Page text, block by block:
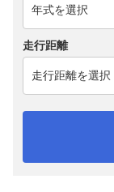
走行距離